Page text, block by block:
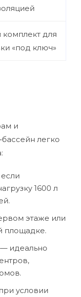
для
«под ключ»
и
легко
1600 л
этаже или
площадке.
— идеально
условии